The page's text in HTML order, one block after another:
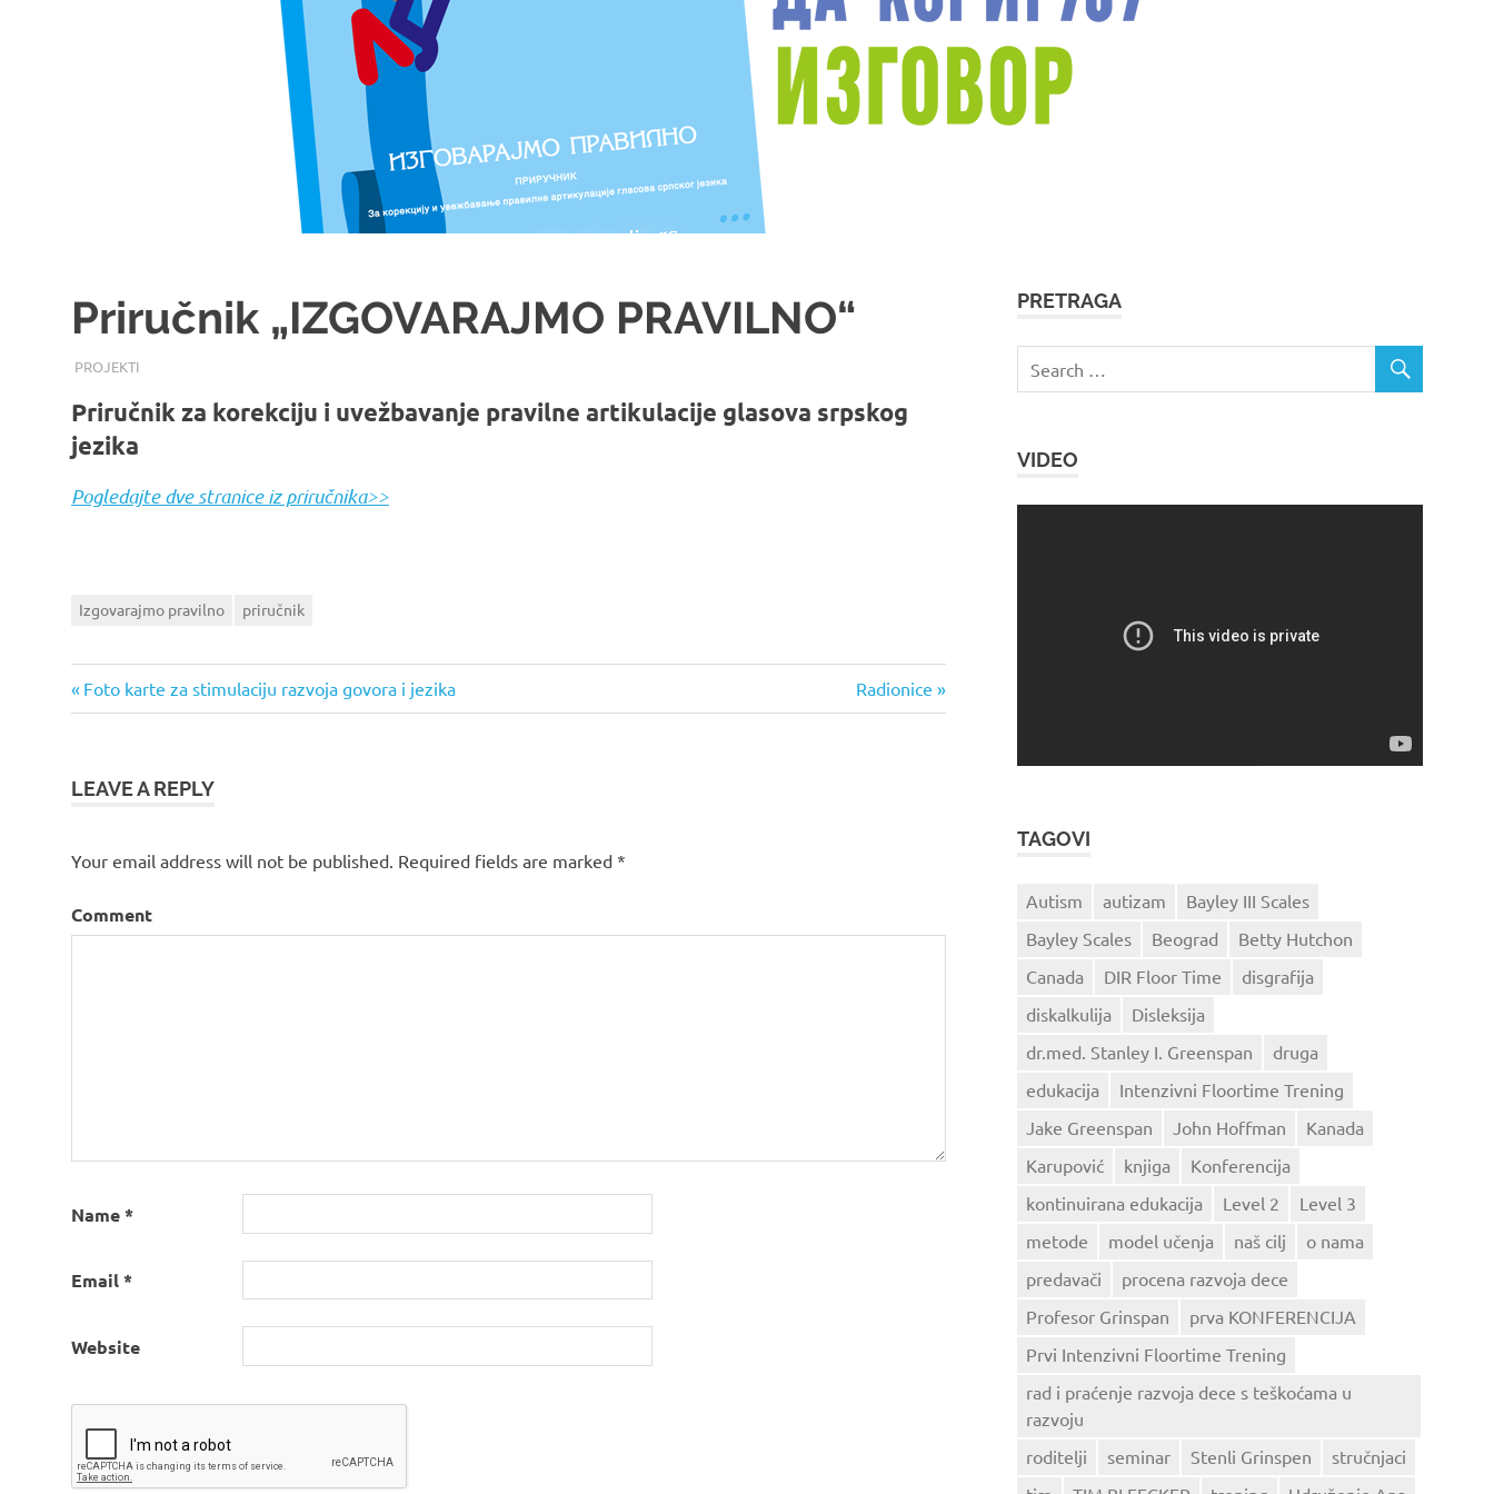
Priručnik „IZGOVARAJMO PRAVILNO“
16/08/2017
ROOT
PROJEKTI
Priručnik za korekciju i uvežbavanje pravilne artikulacije glasova srpskog
jezika
Pogledajte dve stranice iz priručnika>>
Izgovarajmo pravilno priručnik
Post
Previous
Post:
Foto karte za stimulaciju razvoja govora i jezika
Next
Post:
Radionice
LEAVE A REPLY
Your email address will not be published. Required fields are marked *
Comment
Name*
Email*
Website
PRETRAGA
VIDEO
TAGOVI
Autism autizam
Bayley III Scales
Bayley Scales
Beograd
Betty Hutchon
Canada
DIR Floor Time
disgrafija
diskalkulija
Disleksija
dr.med. Stanley I. Greenspan
druga
edukacija
Intenzivni Floortime Trening
Jake Greenspan
John Hoffman
Kanada
Karupović
knjiga
Konferencija
kontinuirana edukacija
Level 2
Level 3
metode
model učenja naš cilj
o nama
predavači
procena razvoja dece
Profesor Grinspan
prva KONFERENCIJA
Prvi Intenzivni Floortime Trening
rad i praćenje razvoja dece s teškoćama u
razvoju
roditelji
seminar Stenli Grinspen
stručnjaci